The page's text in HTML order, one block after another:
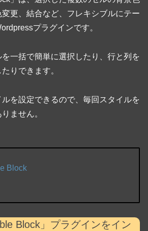
更、結合など、フレキシブルにテー
プラグインです。
一括で簡単に選択したり、行と列を
りできます。
を設定できるので、毎回スタイルを
ません。
Block
Block」プラグインをイン